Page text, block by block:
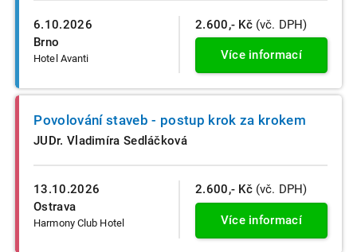
6.10.2026
Brno
Hotel Avanti
2.600,- Kč (vč. DPH)
Více informací
13.10.2026
Ostrava
Harmony Club Hotel
Povolování staveb - postup krok za krokem
JUDr. Vladimíra Sedláčková
2.600,- Kč (vč. DPH)
Více informací